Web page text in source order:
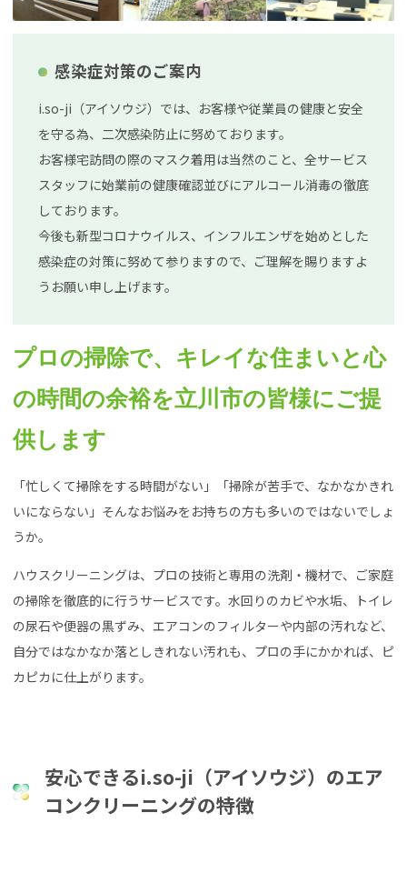
感染症対策のご案内
i.so-ji（アイソウジ）では、お客様や従業員の健康と安全
を守る為、二次感染防止に努めております。
お客様宅訪問の際のマスク着用は当然のこと、全サービス
スタッフに始業前の健康確認並びにアルコール消毒の徹底
しております。
今後も新型コロナウイルス、インフルエンザを始めとした
感染症の対策に努めて参りますので、ご理解を賜りますよ
うお願い申し上げます。
プロの掃除で、キレイな住まいと心
の時間の余裕を立川市の皆様にご提
供します
「忙しくて掃除をする時間がない」「掃除が苦手で、なかなかきれ
いにならない」そんなお悩みをお持ちの方も多いのではないでしょ
うか。
ハウスクリーニングは、プロの技術と専用の洗剤・機材で、ご家庭
の掃除を徹底的に行うサービスです。水回りのカビや水垢、トイレ
の尿石や便器の黒ずみ、エアコンのフィルターや内部の汚れなど、
自分ではなかなか落としきれない汚れも、プロの手にかかれば、ピ
カピカに仕上がります。
安心できるi.so-ji（アイソウジ）のエア
コンクリーニングの特徴